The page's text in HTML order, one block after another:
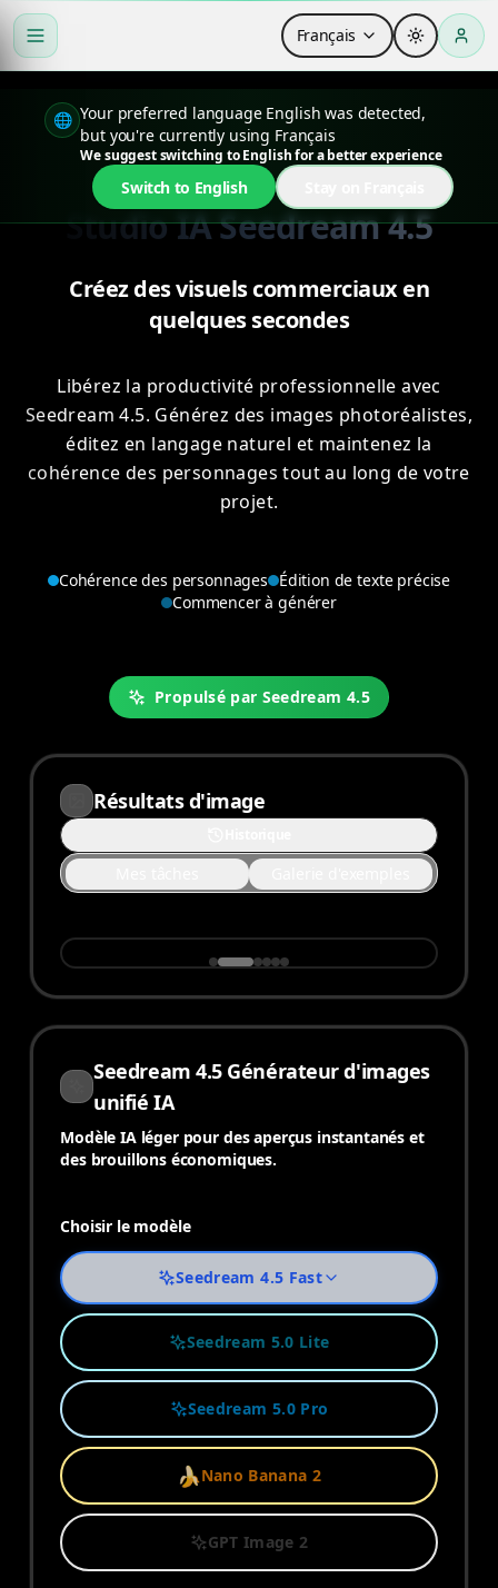
Français
🌐 Your preferred language English was detected,
but you're currently using Français
We suggest switching to English for a better experience
Switch to English
Studio IA Seedream 4.5
Créez des visuels commerciaux en
quelques secondes
Libérez la productivité professionnelle avec
Seedream 4.5. Générez des images photoréalistes,
éditez en langage naturel et maintenez la
cohérence des personnages tout au long de votre
projet.
Cohérence des personnages Édition de texte précise
Commencer à générer
Propulsé par Seedream 4.5
Seedream 4.5 Générateur d'images
unifié IA
Modèle IA léger pour des aperçus instantanés et
des brouillons économiques.
Choisir le modèle
Seedream 4.5 Fast
Seedream 5.0 Lite
Seedream 5.0 Pro
🍌Nano Banana 2
GPT Image 2
Résultats d'image